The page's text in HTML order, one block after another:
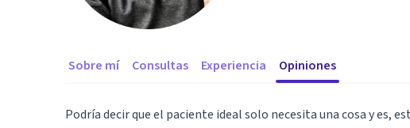
Sobre mí Consultas Experiencia Opiniones
Podría decir que el paciente ideal solo necesita una cosa y es,